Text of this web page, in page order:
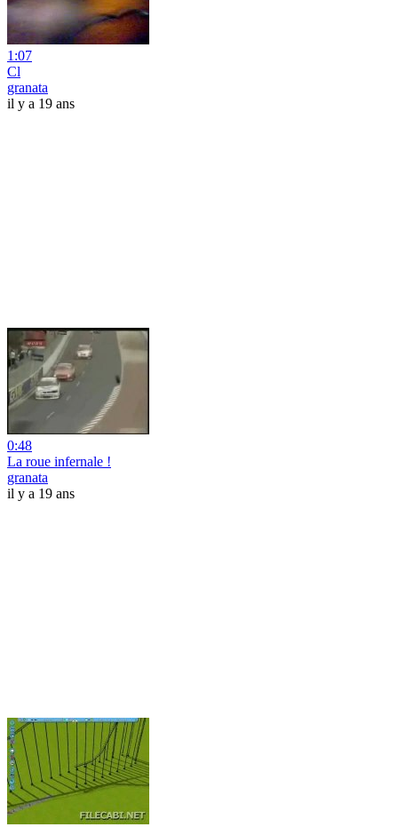
1:07
Cl
granata
il y a 19 ans
0:48
La roue infernale !
granata
il y a 19 ans